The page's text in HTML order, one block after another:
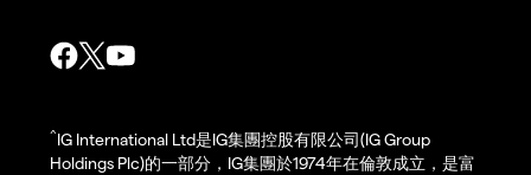
^IG International Ltd是IG集團控股有限公司(IG Group
Holdings Plc)的一部分，IG集團於1974年在倫敦成立，是富